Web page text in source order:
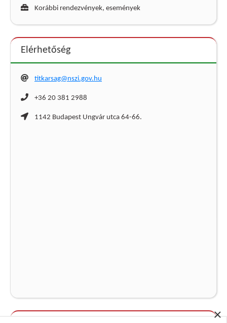
×
Korábbi rendezvények, események
Elérhetőség
titkarsag@nszi.gov.hu
+36 20 381 2988
1142 Budapest Ungvár utca 64-66.